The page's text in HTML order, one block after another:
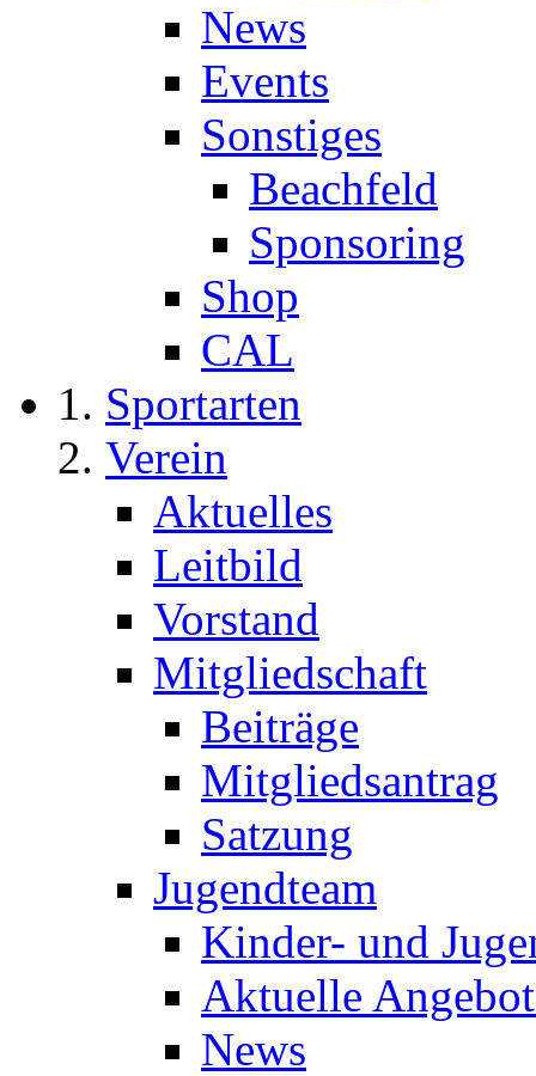
News
Events
Sonstiges
Beachfeld
Sponsoring
Shop
CAL
Sportarten
Verein
Aktuelles
Leitbild
Vorstand
Mitgliedschaft
Beiträge
Mitgliedsantrag
Satzung
Jugendteam
Kinder- und
Aktuelle
News